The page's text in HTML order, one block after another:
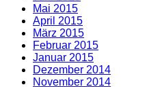
Mai 2015
April 2015
März 2015
Februar 2015
Januar 2015
Dezember 2014
November 2014